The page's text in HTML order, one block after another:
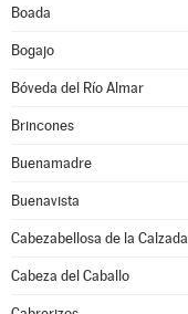
Boada
Bogajo
Bóveda del Río Almar
Brincones
Buenamadre
Buenavista
Cabezabellosa de la Calzada
Cabeza del Caballo